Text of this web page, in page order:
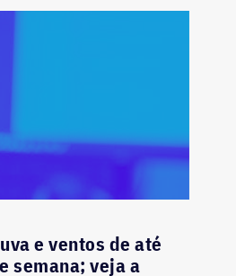
e ventos de até
semana; veja a